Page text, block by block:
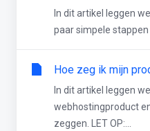
In dit artikel leggen
paar simpele stappen
Hoe zeg ik mijn
In dit artikel leggen
webhostingproduct
zeggen. LET OP:...